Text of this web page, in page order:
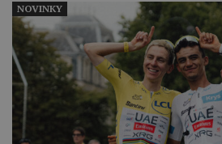
NOVINKY